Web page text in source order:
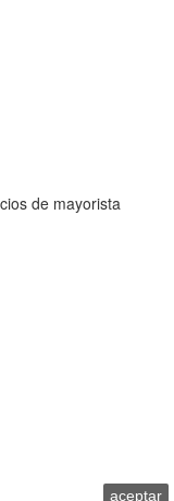
aceptar
de mayorista